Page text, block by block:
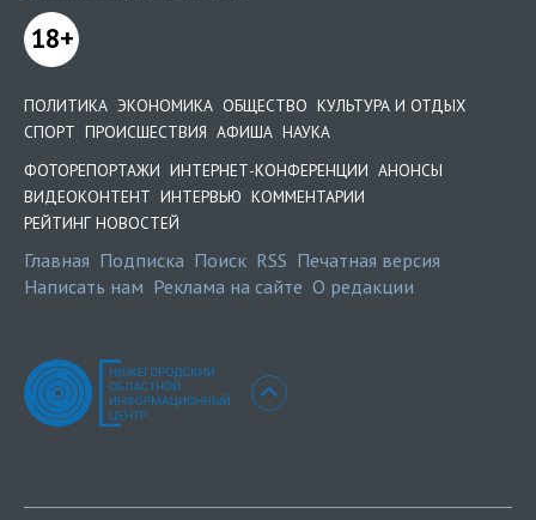
18+
ПОЛИТИКА ЭКОНОМИКА ОБЩЕСТВО КУЛЬТУРА И ОТДЫХ
СПОРТ ПРОИСШЕСТВИЯ АФИША НАУКА
ФОТОРЕПОРТАЖИ ИНТЕРНЕТ-КОНФЕРЕНЦИИ АНОНСЫ
ВИДЕОКОНТЕНТ ИНТЕРВЬЮ КОММЕНТАРИИ
РЕЙТИНГ НОВОСТЕЙ
Главная Подписка Поиск RSS Печатная версия
Написать нам Реклама на сайте О редакции